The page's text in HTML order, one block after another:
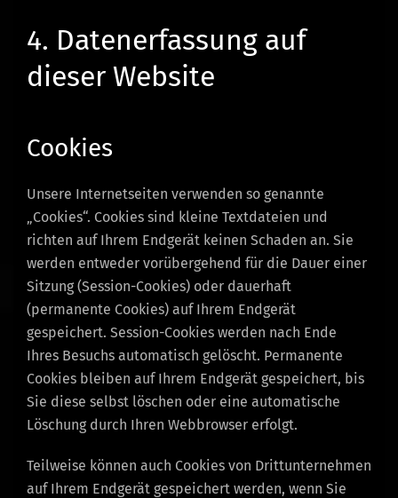
4. Datenerfassung auf
dieser Website
Cookies
Unsere Internetseiten verwenden so genannte
„Cookies“. Cookies sind kleine Textdateien und
richten auf Ihrem Endgerät keinen Schaden an. Sie
werden entweder vorübergehend für die Dauer einer
Sitzung (Session-Cookies) oder dauerhaft
(permanente Cookies) auf Ihrem Endgerät
gespeichert. Session-Cookies werden nach Ende
Ihres Besuchs automatisch gelöscht. Permanente
Cookies bleiben auf Ihrem Endgerät gespeichert, bis
Sie diese selbst löschen oder eine automatische
Löschung durch Ihren Webbrowser erfolgt.
Teilweise können auch Cookies von Drittunternehmen
auf Ihrem Endgerät gespeichert werden, wenn Sie